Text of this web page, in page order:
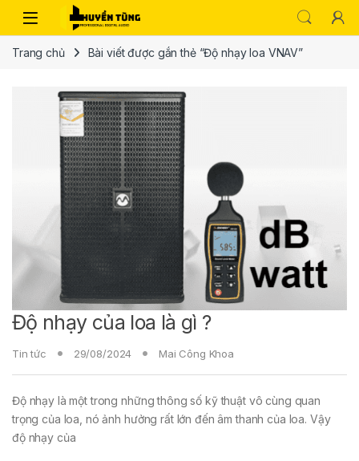
Trang chủ Bài viết được gắn thẻ “Độ nhạy loa VNAV”
Độ nhạy của loa là gì ?
Tin tức 29/08/2024 Mai Công Khoa
Độ nhạy là một trong những thông số kỹ thuật vô cùng quan
trọng của loa, nó ảnh hưởng rất lớn đến âm thanh của loa. Vậy
độ nhạy của